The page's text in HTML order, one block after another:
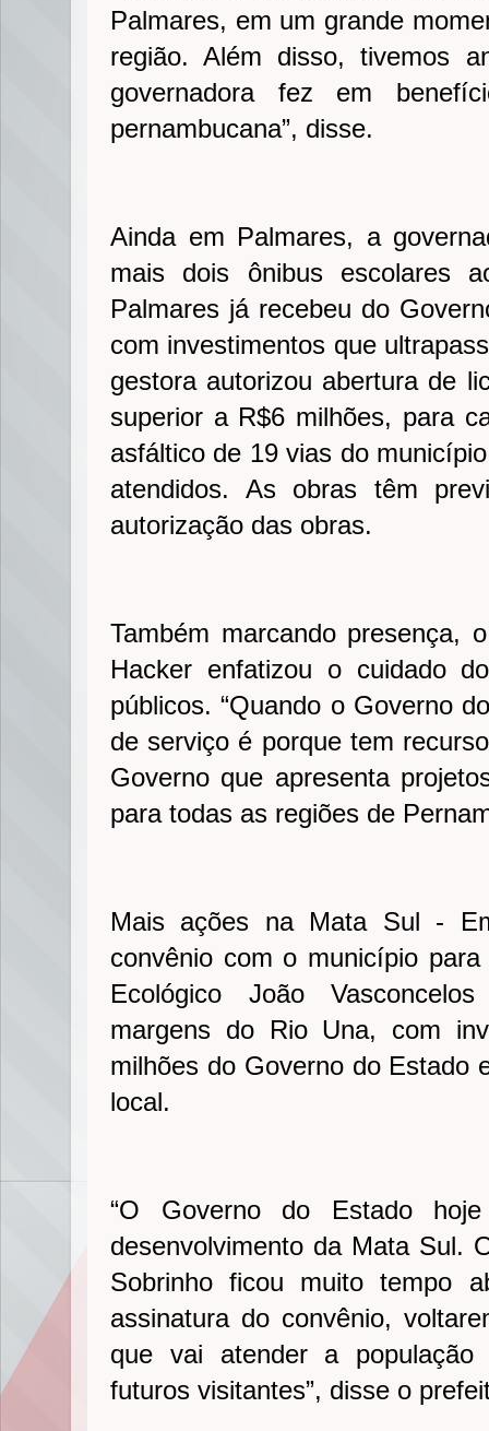
Palmares, em um grande
região. Além disso, tivemos
governadora fez em
pernambucana”, disse.
Ainda em Palmares, a
mais dois ônibus escolares
Palmares já recebeu do
com investimentos que
gestora autorizou abertura de
superior a R$6 milhões, para
asfáltico de 19 vias do
atendidos. As obras têm
autorização das obras.
Também marcando presença,
Hacker enfatizou o cuidado
públicos. “Quando o Governo
de serviço é porque tem
Governo que apresenta
para todas as regiões de
Mais ações na Mata Sul -
convênio com o município
Ecológico João
margens do Rio Una, com
milhões do Governo do Estado
local.
“O Governo do Estado
desenvolvimento da Mata Sul.
Sobrinho ficou muito tempo
assinatura do convênio,
que vai atender a
futuros visitantes”, disse o